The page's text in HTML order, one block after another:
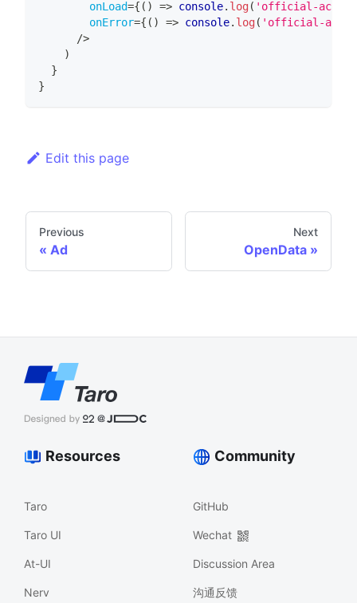
onLoad={ ( ) => console. log( 'official-
onError={ ( ) => console. log( 'official-
/>
)
}
}
Edit this page
Previous
Ad
Next
OpenData
Resources
Taro
Taro UI
At-UI
Nerv
Community
GitHub
Wechat
Discussion Area
沟通反馈